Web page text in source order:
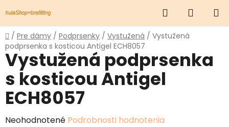
na
obsah
Hľadať
KOŠÍK
Domov
/ Pre dámy / Podprsenky / Vystužená / Vystužená
podprsenka s kosticou Antigel ECH8057
Vystužená podprsenka
s kosticou Antigel
ECH8057
Priemerné
Neohodnotené Podrobnosti hodnotenia